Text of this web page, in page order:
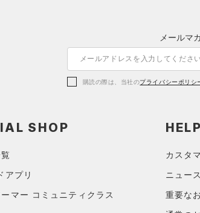
メールマ
購読の際は、当社のプライバシーポリシ
SHOP
アプリ
マー コミュニティクラス
HELP
カスタ
ニュース
重要な